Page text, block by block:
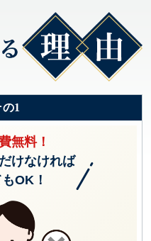
1
無料！
けなければ
OK！